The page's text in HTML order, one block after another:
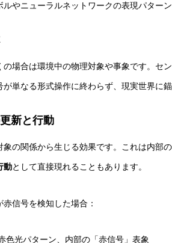
ルやニューラルネットワークの表現パター
場合は環境中の物理対象や事象です。セ
単なる形式操作に終わらず、現実世界に
新と行動
象の関係から生じる効果です。これは内部
動として直接現れることもあります。
信号を検知した場合：
色光パターン、内部の「赤信号」表象